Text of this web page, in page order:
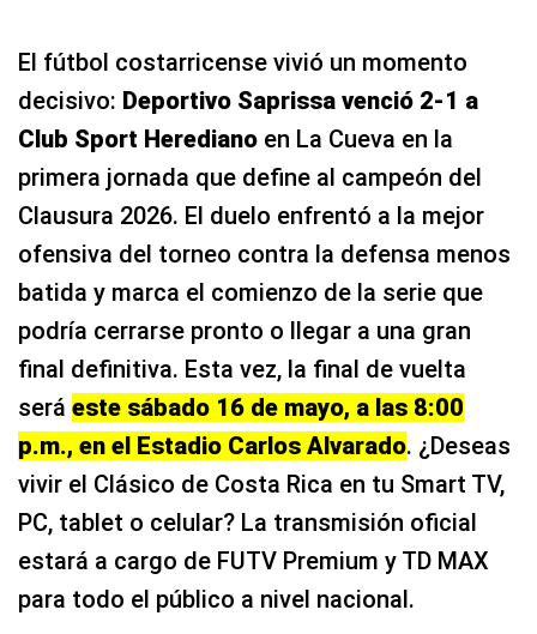
El fútbol costarricense vivió un momento
decisivo: Deportivo Saprissa venció 2-1 a
Club Sport Herediano en La Cueva en la
primera jornada que define al campeón del
Clausura 2026. El duelo enfrentó a la mejor
ofensiva del torneo contra la defensa menos
batida y marca el comienzo de la serie que
podría cerrarse pronto o llegar a una gran
final definitiva. Esta vez, la final de vuelta
será este sábado 16 de mayo, a las 8:00
p.m., en el Estadio Carlos Alvarado. ¿Deseas
vivir el Clásico de Costa Rica en tu Smart TV,
PC, tablet o celular? La transmisión oficial
estará a cargo de FUTV Premium y TD MAX
para todo el público a nivel nacional.